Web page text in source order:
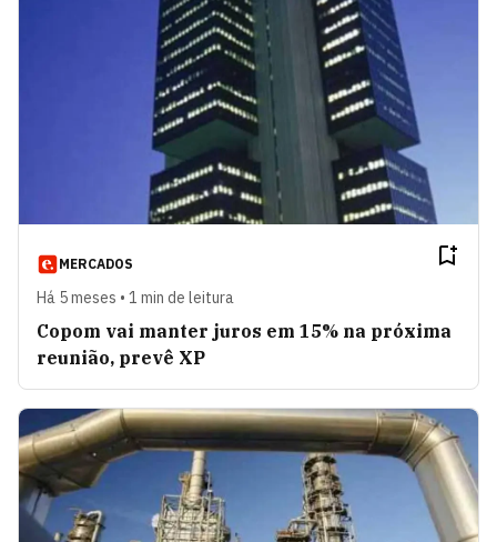
MERCADOS
Há 5 meses • 1 min de leitura
Copom vai manter juros em 15% na próxima
reunião, prevê XP